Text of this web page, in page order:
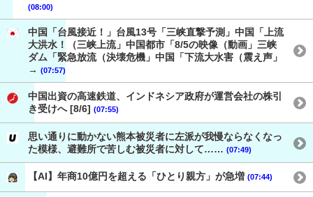
(08:00)
中国「台風接近！」台風13号「三峡直撃予測」中国「上流
大洪水！（三峡上流」中国都市「8/5の映像（動画」三峡
ダム「緊急放流（決壊危機」中国「下流大水害（震え声」
→ (07:57)
中国出資の高速鉄道、インドネシア政府が運営会社の株引
き受けへ [8/6] (07:55)
思い通りに動かない熊本被災者に左派が我慢ならなくなっ
た模様、避難所で苦しむ被災者に対して…… (07:49)
【AI】年商10億円を超える「ひとり親方」が急増 (07:44)